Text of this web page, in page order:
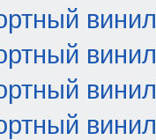
винил
винил
винил
винил